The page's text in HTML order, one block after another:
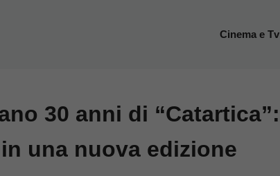
Cinema e Tv
30 anni di “Catartica”:
una nuova edizione